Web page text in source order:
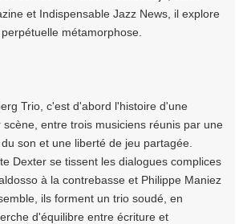
et Indispensable Jazz News, il explore
métamorphose.
Trio, c'est d'abord l'histoire d'une
scène, entre trois musiciens réunis par une
son et une liberté de jeu partagée.
Dexter se tissent les dialogues complices
à la contrebasse et Philippe Maniez
ils forment un trio soudé, en
d'équilibre entre écriture et